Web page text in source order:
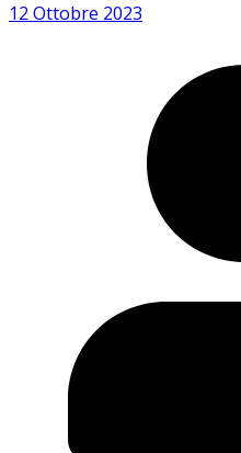
12 Ottobre 2023